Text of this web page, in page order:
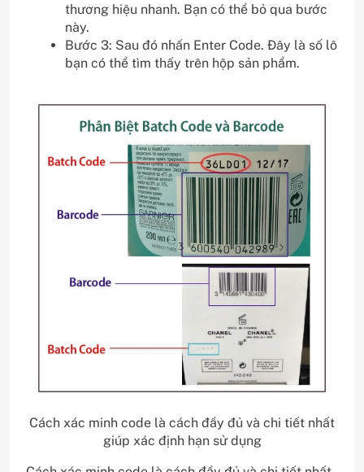
thương hiệu nhanh. Bạn có thể bỏ qua bước
này.
Bước 3: Sau đó nhấn Enter Code. Đây là số lô
bạn có thể tìm thấy trên hộp sản phẩm.
Cách xác minh code là cách đầy đủ và chi tiết nhất
giúp xác định hạn sử dụng